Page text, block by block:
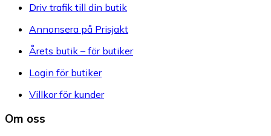
Driv trafik till din butik
Annonsera på Prisjakt
Årets butik – för butiker
Login för butiker
Villkor för kunder
Om oss